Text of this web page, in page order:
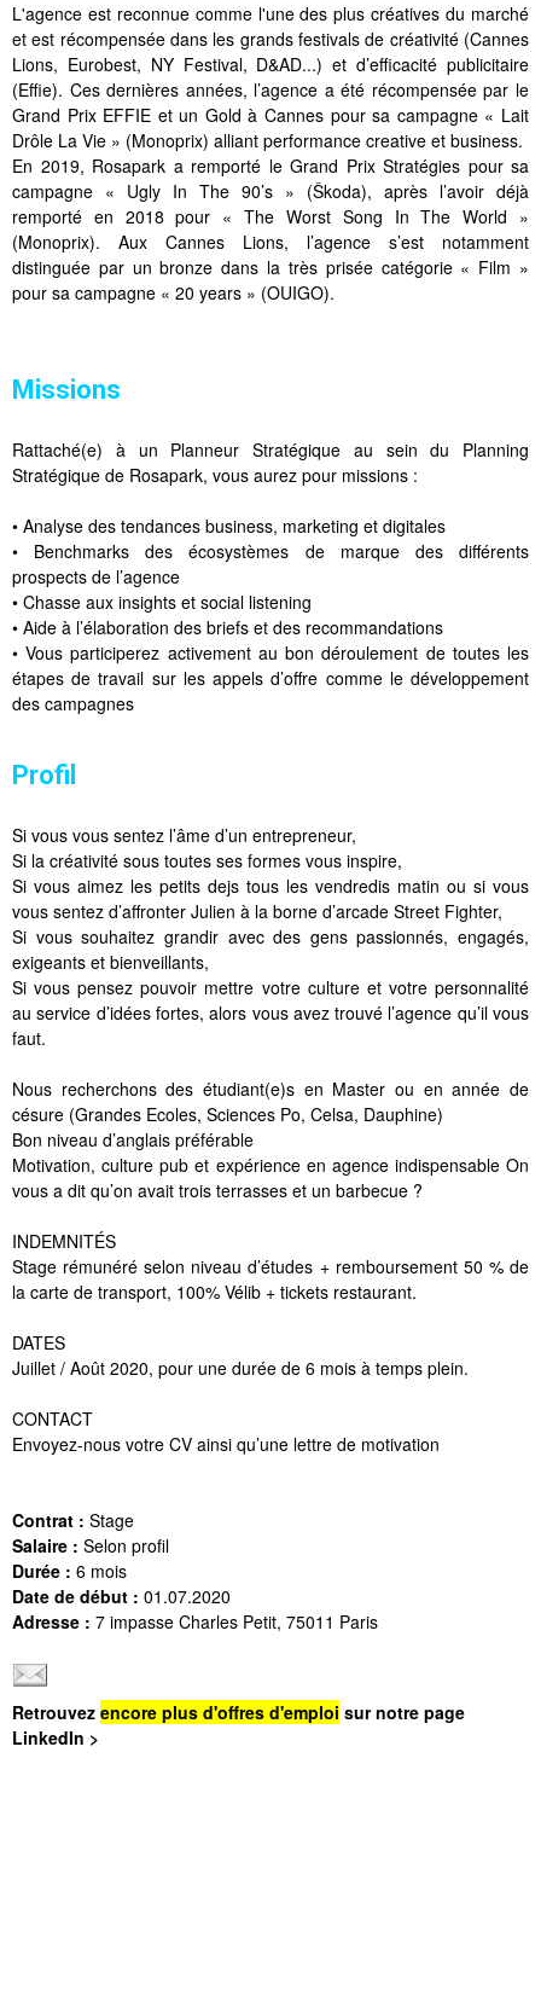
L'agence est reconnue comme l'une des plus créatives du marché
et est récompensée dans les grands festivals de créativité (Cannes
Lions, Eurobest, NY Festival, D&AD...) et d’efficacité publicitaire
(Effie). Ces dernières années, l’agence a été récompensée par le
Grand Prix EFFIE et un Gold à Cannes pour sa campagne « Lait
Drôle La Vie » (Monoprix) alliant performance creative et business.
En 2019, Rosapark a remporté le Grand Prix Stratégies pour sa
campagne « Ugly In The 90’s » (Škoda), après l’avoir déjà
remporté en 2018 pour « The Worst Song In The World »
(Monoprix). Aux Cannes Lions, l’agence s’est notamment
distinguée par un bronze dans la très prisée catégorie « Film »
pour sa campagne « 20 years » (OUIGO).
Missions
Rattaché(e) à un Planneur Stratégique au sein du Planning
Stratégique de Rosapark, vous aurez pour missions :
• Analyse des tendances business, marketing et digitales
• Benchmarks des écosystèmes de marque des différents
prospects de l’agence
• Chasse aux insights et social listening
• Aide à l’élaboration des briefs et des recommandations
• Vous participerez activement au bon déroulement de toutes les
étapes de travail sur les appels d’offre comme le développement
des campagnes
Profil
Si vous vous sentez l’âme d’un entrepreneur,
Si la créativité sous toutes ses formes vous inspire,
Si vous aimez les petits dejs tous les vendredis matin ou si vous
vous sentez d’affronter Julien à la borne d’arcade Street Fighter,
Si vous souhaitez grandir avec des gens passionnés, engagés,
exigeants et bienveillants,
Si vous pensez pouvoir mettre votre culture et votre personnalité
au service d’idées fortes, alors vous avez trouvé l’agence qu’il vous
faut.
Nous recherchons des étudiant(e)s en Master ou en année de
césure (Grandes Ecoles, Sciences Po, Celsa, Dauphine)
Bon niveau d’anglais préférable
Motivation, culture pub et expérience en agence indispensable On
vous a dit qu’on avait trois terrasses et un barbecue ?
INDEMNITÉS
Stage rémunéré selon niveau d’études + remboursement 50 % de
la carte de transport, 100% Vélib + tickets restaurant.
DATES
Juillet / Août 2020, pour une durée de 6 mois à temps plein.
CONTACT
Envoyez-nous votre CV ainsi qu’une lettre de motivation
Contrat : Stage
Salaire : Selon profil
Durée : 6 mois
Date de début : 01.07.2020
Adresse : 7 impasse Charles Petit, 75011 Paris
Retrouvez encore plus d'offres d'emploi sur notre page
LinkedIn >